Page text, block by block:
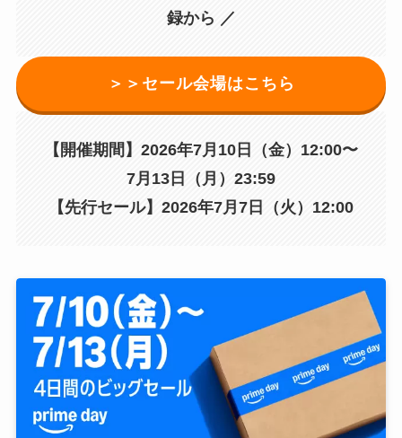
録から ／
＞＞セール会場はこちら
【開催期間】2026年7月10日（金）12:00〜
7月13日（月）23:59
【先行セール】2026年7月7日（火）12:00